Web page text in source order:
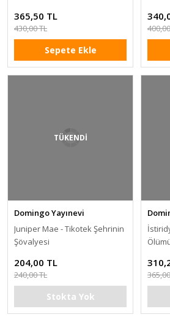
365,50 TL
430,00 TL
Sepete Ekle
TÜKENDİ
Domingo Yayınevi
Juniper Mae - Tikotek Şehrinin
Şövalyesi
204,00 TL
240,00 TL
Stokta Yok